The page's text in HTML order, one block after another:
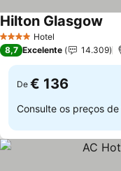
4 EstrelasHotel
Hilton Glasgow
8,7 Excelente 14.309
De € 136
Consulte os preços de